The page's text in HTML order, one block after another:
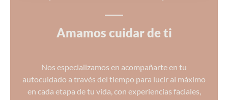
Amamos cuidar de ti
Nos especializamos en acompañarte en tu
autocuidado a través del tiempo para lucir al máximo
en cada etapa de tu vida, con experiencias faciales,